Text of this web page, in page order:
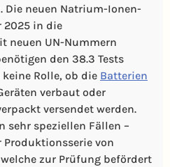
neuen Natrium-Ionen-
2025 in die
neuen UN-Nummern
den 38.3 Tests
Rolle, ob die Batterien
verbaut oder
versendet werden.
sehr speziellen Fällen –
von
zur Prüfung befördert